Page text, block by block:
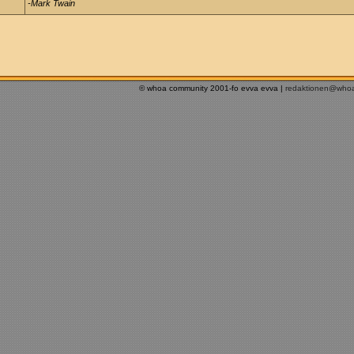
-Mark Twain
© whoa community 2001-fo evva evva |